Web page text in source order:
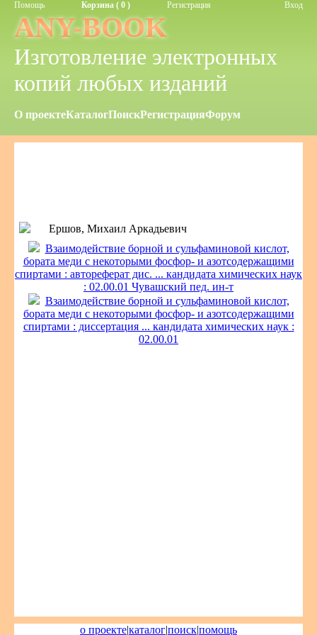
Помощь Корзина ( 0 ) Регистрация Вход
ANY-BOOK
Изготовление электронных
копий любых изданий
О проектеКаталогПоискРегистрацияФорум
Ершов, Михаил Аркадьевич
Взаимодействие борной и сульфаминовой кислот,
бората меди с некоторыми фосфор- и азотсодержащими
спиртами : автореферат дис. ... кандидата химических наук
: 02.00.01 Чувашский пед. ин-т
Взаимодействие борной и сульфаминовой кислот,
бората меди с некоторыми фосфор- и азотсодержащими
спиртами : диссертация ... кандидата химических наук :
02.00.01
о проекте|каталог|поиск|помощь